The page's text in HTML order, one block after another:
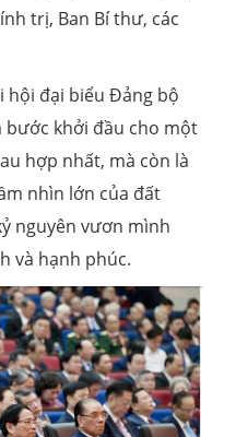
trị, Ban Bí thư, các
hội đại biểu Đảng bộ
bước khởi đầu cho một
hợp nhất, mà còn là
nhìn lớn của đất
nguyên vươn mình
và hạnh phúc.